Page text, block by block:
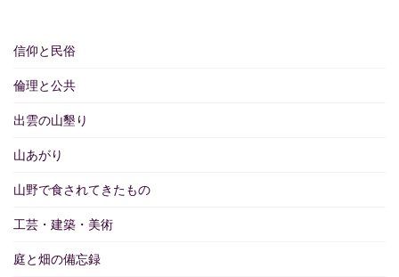
信仰と民俗
倫理と公共
出雲の山墾り
山あがり
山野で食されてきたもの
工芸・建築・美術
庭と畑の備忘録